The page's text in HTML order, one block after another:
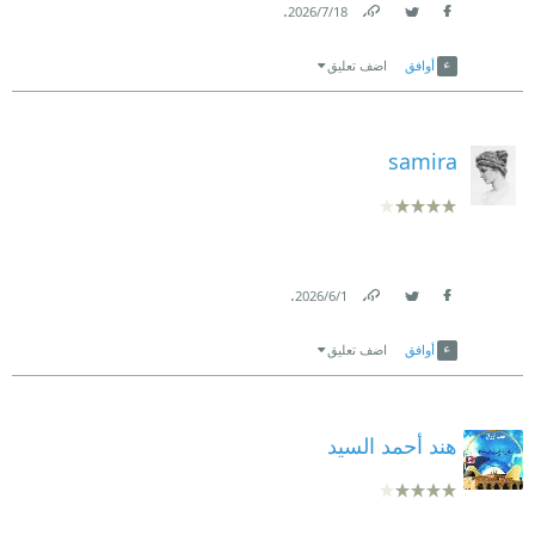
18‏/7‏/2026
.
أوافق اضف تعليق
samira
1‏/6‏/2026
.
أوافق اضف تعليق
هند أحمد السيد